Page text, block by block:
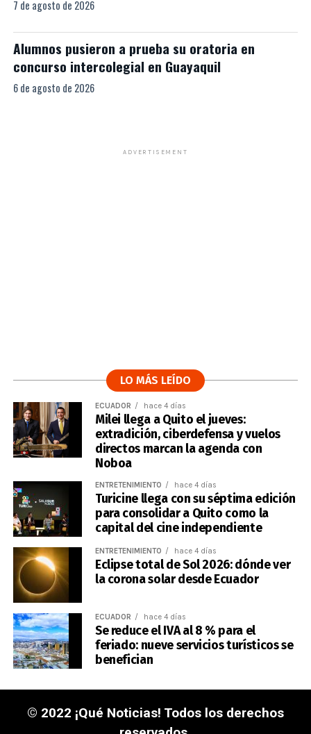
7 de agosto de 2026
Alumnos pusieron a prueba su oratoria en
concurso intercolegial en Guayaquil
6 de agosto de 2026
ADVERTISEMENT
LO MÁS LEÍDO
ECUADOR hace 4 días
Milei llega a Quito el jueves:
extradición, ciberdefensa y vuelos
directos marcan la agenda con
Noboa
ENTRETENIMIENTO hace 4 días
Turicine llega con su séptima edición
para consolidar a Quito como la
capital del cine independiente
ENTRETENIMIENTO hace 4 días
Eclipse total de Sol 2026: dónde ver
la corona solar desde Ecuador
ECUADOR hace 4 días
Se reduce el IVA al 8 % para el
feriado: nueve servicios turísticos se
benefician
© 2022 ¡Qué Noticias! Todos los derechos